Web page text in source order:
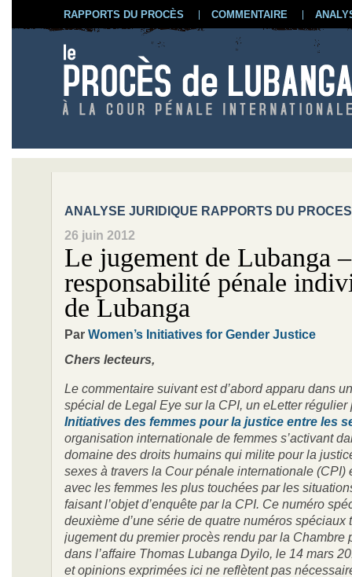
RAPPORTS DU PROCÈS COMMENTAIRE
ANALYSE JURIDIQUE RAPPORTS DU PROCES
26 juin 2012
Le jugement de Lubanga
responsabilité pénale
de Lubanga
Par Women’s Initiatives for Gender Justice
Chers lecteurs,
Le commentaire suivant est d’abord apparu dans
spécial de Legal Eye sur la CPI, un eLetter régulier
Initiatives des femmes pour la justice entre les
organisation internationale de femmes s’activant
domaine des droits humains qui milite pour la
sexes à travers la Cour pénale internationale (CPI)
avec les femmes les plus touchées par les
faisant l’objet d’enquête par la CPI. Ce numéro
deuxième d’une série de quatre numéros spéciaux
jugement du premier procès rendu par la Chambre
dans l’affaire Thomas Lubanga Dyilo, le 14 mars
et opinions exprimées ici ne reflètent pas